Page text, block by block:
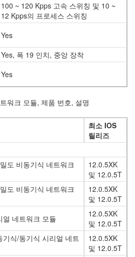
100 ~ 120 Kpps 고속 스위칭 및 10 ~
12 Kpps의 프로세스 스위칭
Yes
Yes, 폭 19 인치, 중앙 장착
Yes
워크 모듈, 제품 번호, 설명
최소 IOS
릴리즈
도 비동기식 네트워크
12.0.5XK
및 12.0.5T
도 비동기식 네트워크
12.0.5XK
및 12.0.5T
얼 네트워크 모듈
12.0.5XK
및 12.0.5T
기식/동기식 시리얼 네트
12.0.5XK
및 12.0.5T